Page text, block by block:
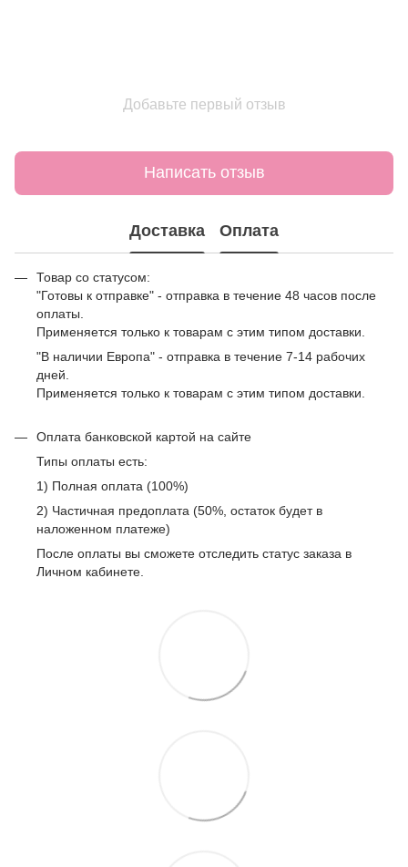
Добавьте первый отзыв
Написать отзыв
Доставка Оплата
Товар со статусом:
"Готовы к отправке" - отправка в течение 48 часов после
оплаты.
Применяется только к товарам с этим типом доставки.
"В наличии Европа" - отправка в течение 7-14 рабочих
дней.
Применяется только к товарам с этим типом доставки.
Оплата банковской картой на сайте
Типы оплаты есть:
1) Полная оплата (100%)
2) Частичная предоплата (50%, остаток будет в
наложенном платеже)
После оплаты вы сможете отследить статус заказа в
Личном кабинете.